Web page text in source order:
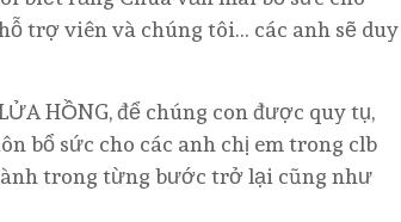
trợ viên và chúng tôi… các anh sẽ duy
HỒNG, để chúng con được quy tụ,
bổ sức cho các anh chị em trong clb
trong từng bước trở lại cũng như